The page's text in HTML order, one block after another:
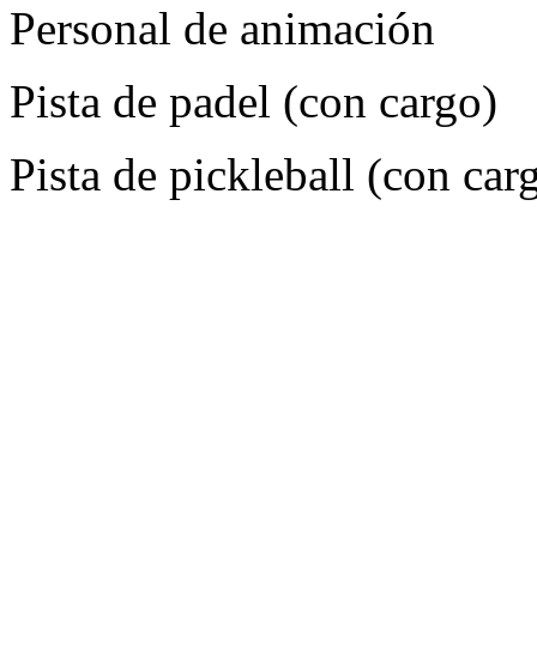
Personal de animación
Pista de padel (con cargo)
Pista de pickleball (con